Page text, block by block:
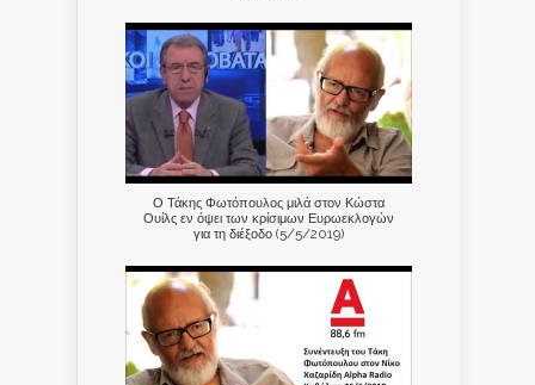
Ο Τάκης Φωτόπουλος μιλά στον Κώστα
Ουίλς εν όψει των κρίσιμων Ευρωεκλογών
για τη διέξοδο (5/5/2019)